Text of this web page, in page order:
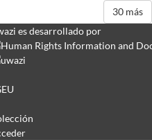
30 más
es desarrollado por